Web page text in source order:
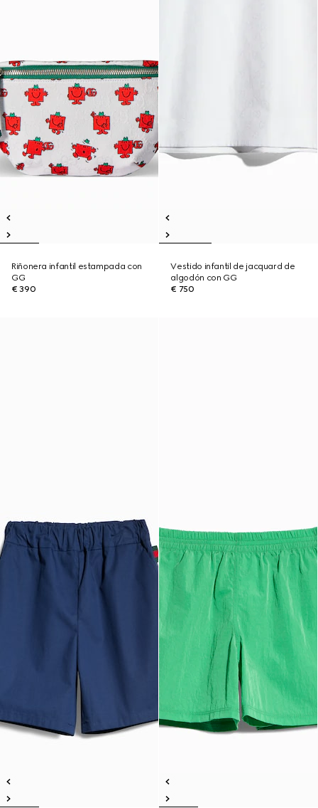
Riñonera infantil estampada con
GG
€ 390
Vestido infantil de jacquard de
algodón con GG
€ 750